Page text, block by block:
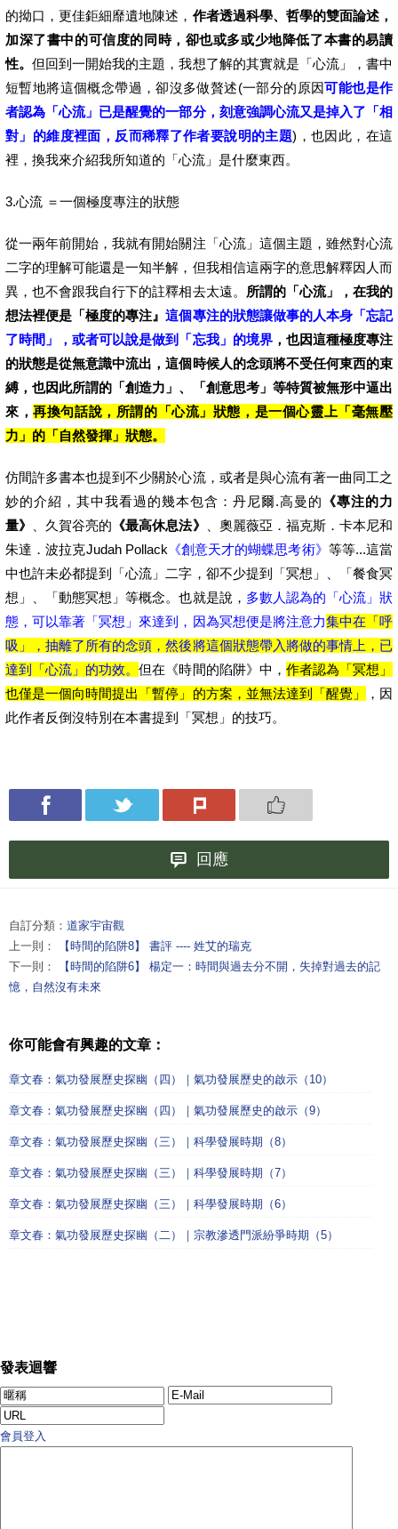
的拗口，更佳鉅細靡遺地陳述， 作者透過科學、哲學的雙面論述，
加深了書中的可信度的同時，卻也或多或少地降低了本書的易讀
性。但回到一開始我的主題，我想了解的其實就是「心流」，書中
短暫地將這個概念帶過，卻沒多做贅述(一部分的原因可能也是作
者認為「心流」已是醒覺的一部分，刻意強調心流又是掉入了「相
對」的維度裡面，反而稀釋了作者要說明的主題)，也因此，在這
裡，換我來介紹我所知道的「心流」是什麼東西。
3.心流 ＝一個極度專注的狀態
從一兩年前開始，我就有開始關注「心流」這個主題，雖然對心流
二字的理解可能還是一知半解，但我相信這兩字的意思解釋因人而
異，也不會跟我自行下的註釋相去太遠。 所謂的「心流」，在我的
想法裡便是「極度的專注』這個專注的狀態讓做事的人本身「忘記
了時間」，或者可以說是做到「忘我」的境界，也因這種極度專注
的狀態是從無意識中流出，這個時候人的念頭將不受任何東西的束
縛，也因此所謂的「創造力」、「創意思考」等特質被無形中逼出
來，再換句話說，所謂的「心流」狀態，是一個心靈上「毫無壓
力」的「自然發揮」狀態。
仿間許多書本也提到不少關於心流，或者是與心流有著一曲同工之
妙的介紹，其中我看過的幾本包含：丹尼爾.高曼的 《專注的力
量》
、久賀谷亮的 《最高休息法》
、奧麗薇亞．福克斯．卡本尼和
朱達．波拉克Judah Pollack 《創意天才的蝴蝶思考術》 等等...這當
中也許未必都提到「心流」二字，卻不少提到「冥想」、「餐食冥
想」、「動態冥想」等概念。也就是說， 多數人認為的「心流」狀
態，可以靠著「冥想」來達到，因為冥想便是將注意力集中在「呼
吸」，抽離了所有的念頭，然後將這個狀態帶入將做的事情上，已
達到「心流」的功效。但在《時間的陷阱》中， 作者認為「冥想」
也僅是一個向時間提出「暫停」的方案，並無法達到「醒覺」
，因
此作者反倒沒特別在本書提到「冥想」的技巧。
回應
自訂分類： 道家宇宙觀
上一則：
【時間的陷阱8】 書評 ---- 姓艾的瑞克
下一則：
【時間的陷阱6】 楊定一：時間與過去分不開，失掉對過去的記
憶，自然沒有未來
你可能會有興趣的文章：
章文春：氣功發展歷史探幽（四）｜氣功發展歷史的啟示（10）
章文春：氣功發展歷史探幽（四）｜氣功發展歷史的啟示（9）
章文春：氣功發展歷史探幽（三）｜科學發展時期（8）
章文春：氣功發展歷史探幽（三）｜科學發展時期（7）
章文春：氣功發展歷史探幽（三）｜科學發展時期（6）
章文春：氣功發展歷史探幽（二）｜宗教滲透門派紛爭時期（5）
發表迴響
會員登入